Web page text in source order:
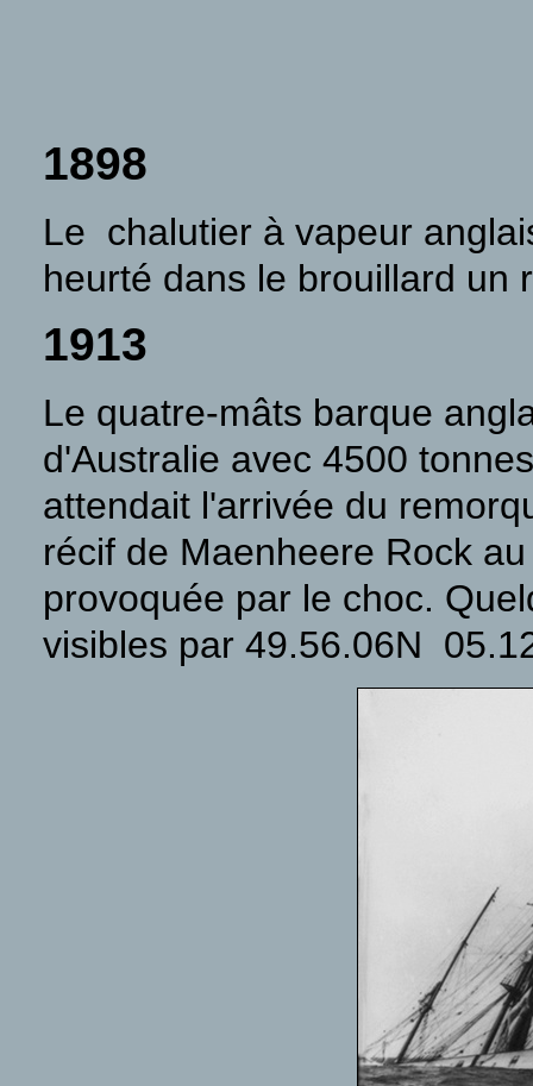
1898
Le chalutier à vapeur
heurté dans le brouillard un
1913
Le quatre-mâts barque
d'Australie avec 4500
attendait l'arrivée du
récif de Maenheere Rock
provoquée par le choc.
visibles par 49.56.06N